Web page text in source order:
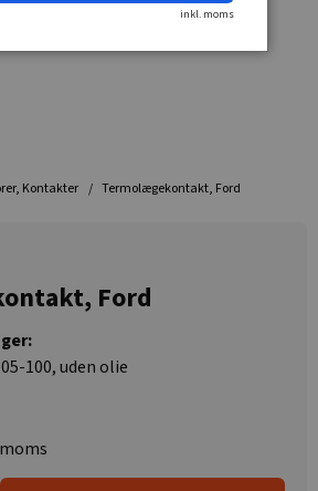
Kontakter Termolægekontakt, Ford
Ford
100, uden olie
inkl. moms